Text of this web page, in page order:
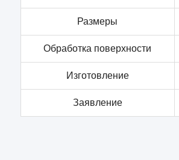
Размеры
Обработка поверхности
Изготовление
Заявление